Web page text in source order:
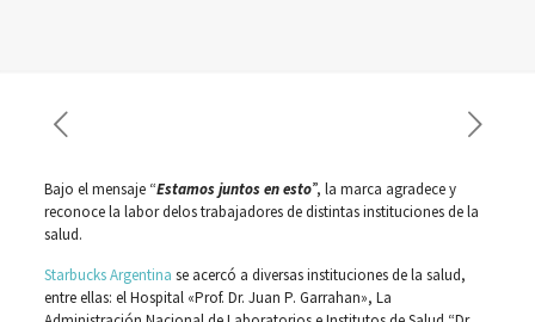
Bajo el mensaje “Estamos juntos en esto”, la marca agradece y
reconoce la labor delos trabajadores de distintas instituciones de la
salud.
Starbucks Argentina se acercó a diversas instituciones de la salud,
entre ellas: el Hospital «Prof. Dr. Juan P. Garrahan», La